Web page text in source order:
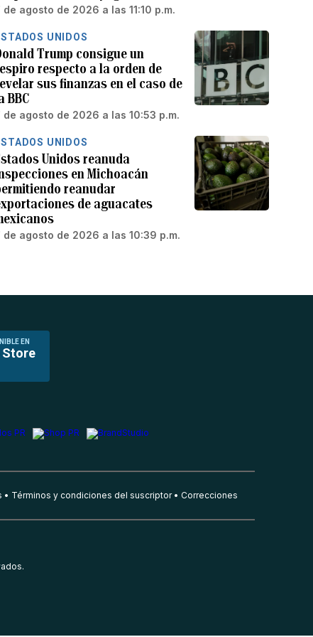
de agosto de 2026 a las 11:10 p.m.
UNIDOS
Trump consigue un
respecto a la orden de
sus finanzas en el caso de
BBC
de agosto de 2026 a las 10:53 p.m.
UNIDOS
Unidos reanuda
en Michoacán
reanudar
de aguacates
de agosto de 2026 a las 10:39 p.m.
EN
Store
Términos y condiciones del suscriptor Correcciones